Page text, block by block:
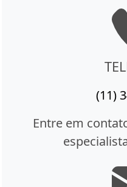
(11)
Entre em